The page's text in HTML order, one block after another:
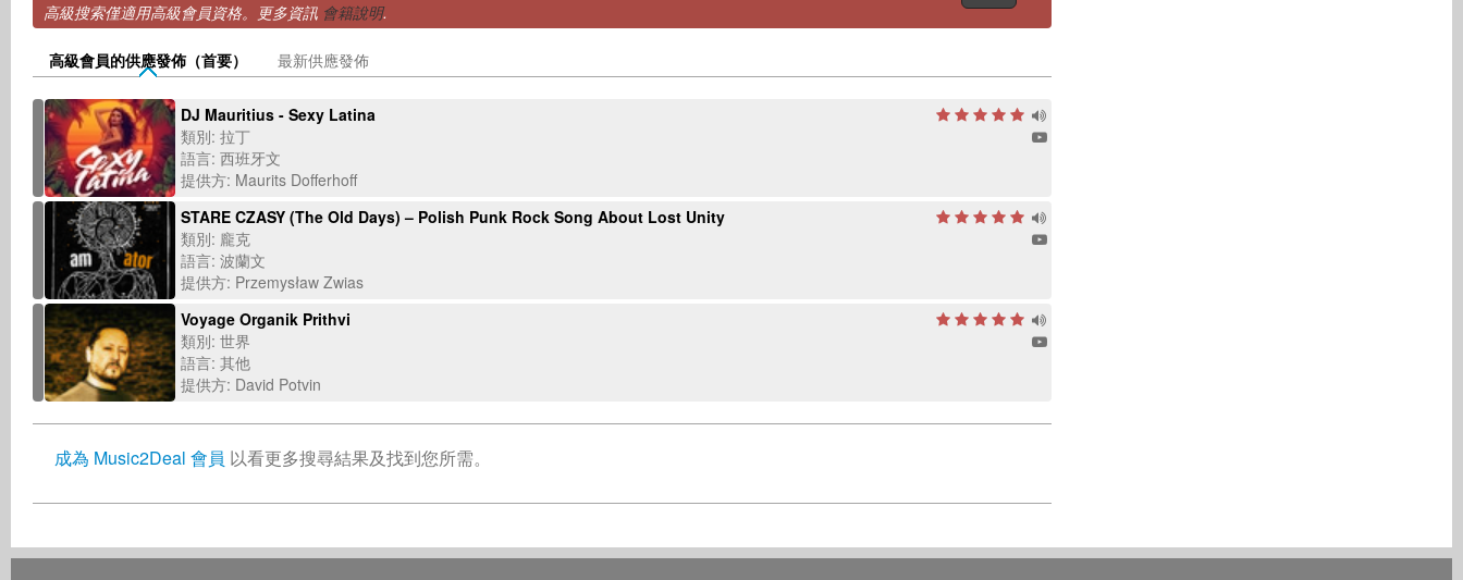
高級搜索僅適用高級會員資格。更多資訊 會籍說明.
高級會員的供應發佈（首要） 最新供應發佈
DJ Mauritius - Sexy Latina
類別: 拉丁
語言: 西班牙文
提供方: Maurits Dofferhoff
STARE CZASY (The Old Days) – Polish Punk Rock Song About Lost Unity
類別: 龐克
語言: 波蘭文
提供方: Przemysław Zwias
Voyage Organik Prithvi
類別: 世界
語言: 其他
提供方: David Potvin
成為 Music2Deal 會員 以看更多搜尋結果及找到您所需。